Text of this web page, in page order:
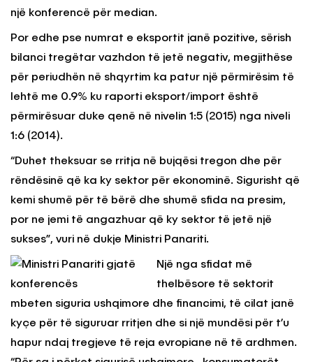
një konferencë për median.
Por edhe pse numrat e eksportit janë pozitive, sërish
bilanci tregëtar vazhdon të jetë negativ, megjithëse
për periudhën në shqyrtim ka patur një përmirësim të
lehtë me 0.9% ku raporti eksport/import është
përmirësuar duke qenë në nivelin 1:5 (2015) nga niveli
1:6 (2014).
“Duhet theksuar se rritja në bujqësi tregon dhe për
rëndësinë që ka ky sektor për ekonominë. Sigurisht që
kemi shumë për të bërë dhe shumë sfida na presim,
por ne jemi të angazhuar që ky sektor të jetë një
sukses”, vuri në dukje Ministri Panariti.
Një nga sfidat më
thelbësore të sektorit
mbeten siguria ushqimore dhe financimi, të cilat janë
kyçe për të siguruar rritjen dhe si një mundësi për t’u
hapur ndaj tregjeve të reja evropiane në të ardhmen.